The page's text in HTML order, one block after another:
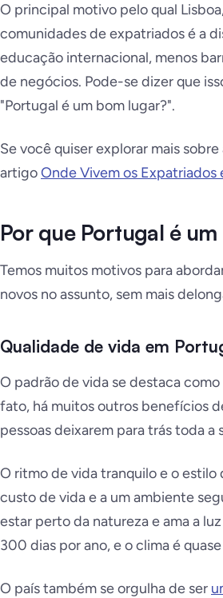
O principal motivo pelo qual
comunidades de expatriados é a
educação internacional, menos
de negócios. Pode-se dizer que
"Portugal é um bom lugar?".
Se você quiser explorar mais
artigoOnde Vivem os Expatriados
Por que Portugal é
Temos muitos motivos para
novos no assunto, sem mais
Qualidade de vida em
O padrão de vida se destaca
fato, há muitos outros benefícios
pessoas deixarem para trás toda a
O ritmo de vida tranquilo e o
custo de vida e a um ambiente
estar perto da natureza e ama a
300 dias por ano, e o clima é
O país também se orgulha de ser